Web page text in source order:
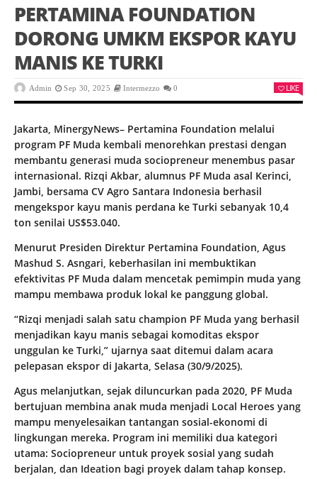
PERTAMINA FOUNDATION
DORONG UMKM EKSPOR KAYU
MANIS KE TURKI
Admin Sep 30, 2025 Intermezzo 0 LIKE
Jakarta, MinergyNews– Pertamina Foundation melalui
program PF Muda kembali menorehkan prestasi dengan
membantu generasi muda sociopreneur menembus pasar
internasional. Rizqi Akbar, alumnus PF Muda asal Kerinci,
Jambi, bersama CV Agro Santara Indonesia berhasil
mengekspor kayu manis perdana ke Turki sebanyak 10,4
ton senilai US$53.040.
Menurut Presiden Direktur Pertamina Foundation, Agus
Mashud S. Asngari, keberhasilan ini membuktikan
efektivitas PF Muda dalam mencetak pemimpin muda yang
mampu membawa produk lokal ke panggung global.
“Rizqi menjadi salah satu champion PF Muda yang berhasil
menjadikan kayu manis sebagai komoditas ekspor
unggulan ke Turki,” ujarnya saat ditemui dalam acara
pelepasan ekspor di Jakarta, Selasa (30/9/2025).
Agus melanjutkan, sejak diluncurkan pada 2020, PF Muda
bertujuan membina anak muda menjadi Local Heroes yang
mampu menyelesaikan tantangan sosial-ekonomi di
lingkungan mereka. Program ini memiliki dua kategori
utama: Sociopreneur untuk proyek sosial yang sudah
berjalan, dan Ideation bagi proyek dalam tahap konsep.